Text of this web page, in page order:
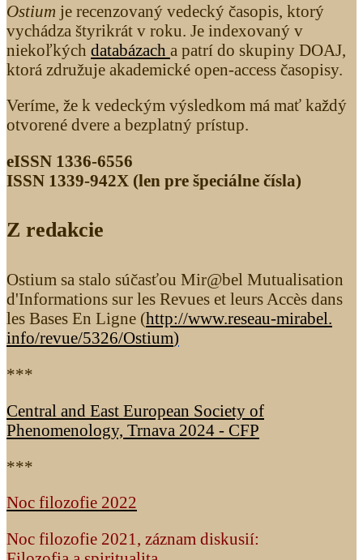
Ostium je recenzovaný vedecký časopis, ktorý
vychádza štyrikrát v roku. Je indexovaný v
niekoľkých databázach a patrí do skupiny DOAJ,
ktorá združuje akademické open-access časopisy.
Veríme, že k vedeckým výsledkom má mať každý
otvorené dvere a bezplatný prístup.
eISSN 1336-6556
ISSN 1339­-942X (len pre špeciálne čísla)
Z redakcie
Ostium sa stalo súčasťou Mir@bel Mutualisation
d'Informations sur les Revues et leurs Accès dans
les Bases En Ligne (http://www.reseau-mirabel.
info/revue/5326/Ostium)
***
Central and East European Society of
Phenomenology, Trnava 2024 - CFP
***
Noc filozofie 2022
Noc filozofie 2021, záznam diskusií: